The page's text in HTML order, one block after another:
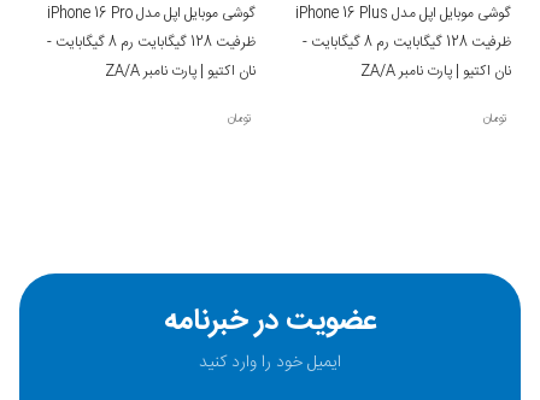
گوشی موبایل اپل مدل iPhone 16 Plus
ظرفیت 128 گیگابایت رم 8 گیگابایت -
نان اکتیو | پارت نامبر ZA/A
تومان
گوشی موبایل اپل مدل iPhone 16 Pro
ظرفیت 128 گیگابایت رم 8 گیگابایت -
نان اکتیو | پارت نامبر ZA/A
تومان
عضویت در خبرنامه